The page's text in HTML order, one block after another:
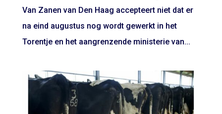
Van Zanen van Den Haag accepteert niet dat er
na eind augustus nog wordt gewerkt in het
Torentje en het aangrenzende ministerie van...